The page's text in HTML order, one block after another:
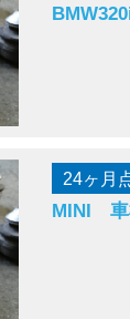
24ヶ月
MINI 車